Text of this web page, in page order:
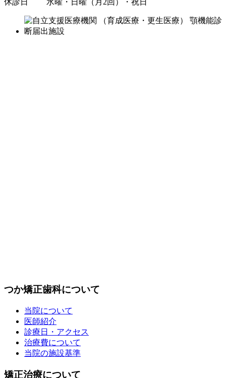
つか矯正歯科について
当院について
医師紹介
診療日・アクセス
治療費について
当院の施設基準
矯正治療について